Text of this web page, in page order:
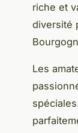
riche et
diversité
Les